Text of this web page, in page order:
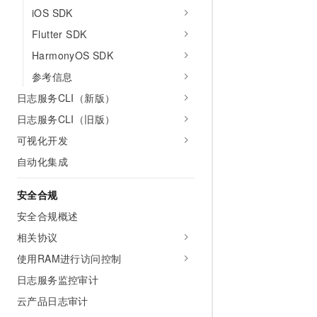
iOS SDK
Flutter SDK
HarmonyOS SDK
参考信息
日志服务CLI（新版）
日志服务CLI（旧版）
可视化开发
自动化集成
安全合规
安全合规概述
相关协议
使用RAM进行访问控制
日志服务监控审计
云产品日志审计